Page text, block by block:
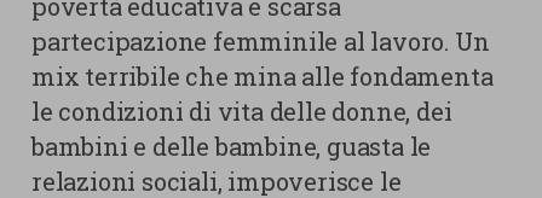
partecipazione femminile al lavoro. Un
mix terribile che mina alle fondamenta
le condizioni di vita delle donne, dei
bambini e delle bambine, guasta le
relazioni sociali, impoverisce le